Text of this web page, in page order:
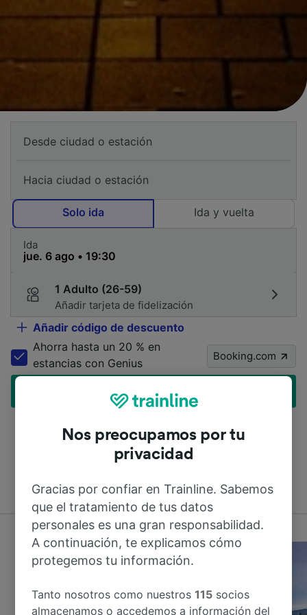
Solo ida Ida y vuelta
Ida
1 Adulto (26-59)
Añadir tarjeta de fidelización
Añadir código de descuento
Ahorra hasta un 20 % en
estancias con Genius
Booking.com
Encuentra billetes baratos
Únete a los millones de personas que usan Trainline
Nos preocupamos por tu
privacidad
Gracias por confiar en Trainline. Sabemos
que el tratamiento de tus datos
personales es una gran responsabilidad.
A continuación, te explicamos cómo
protegemos tu información.
Tanto nosotros como nuestros115 socios
almacenamos o accedemos a información del